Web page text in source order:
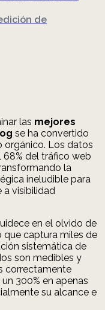
de
las mejores
se ha convertido
orgánico. Los datos
68% del tráfico web
la
ineludible para
a visibilidad
en el olvido de
que captura miles de
sistemática de
son medibles y
correctamente
300% en apenas
su alcance e